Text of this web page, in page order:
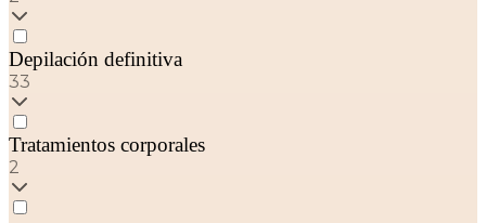
Depilación definitiva
33
Tratamientos corporales
2